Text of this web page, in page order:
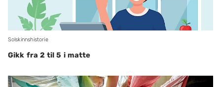
Solskinnshistorie
Gikk fra 2 til 5 i matte